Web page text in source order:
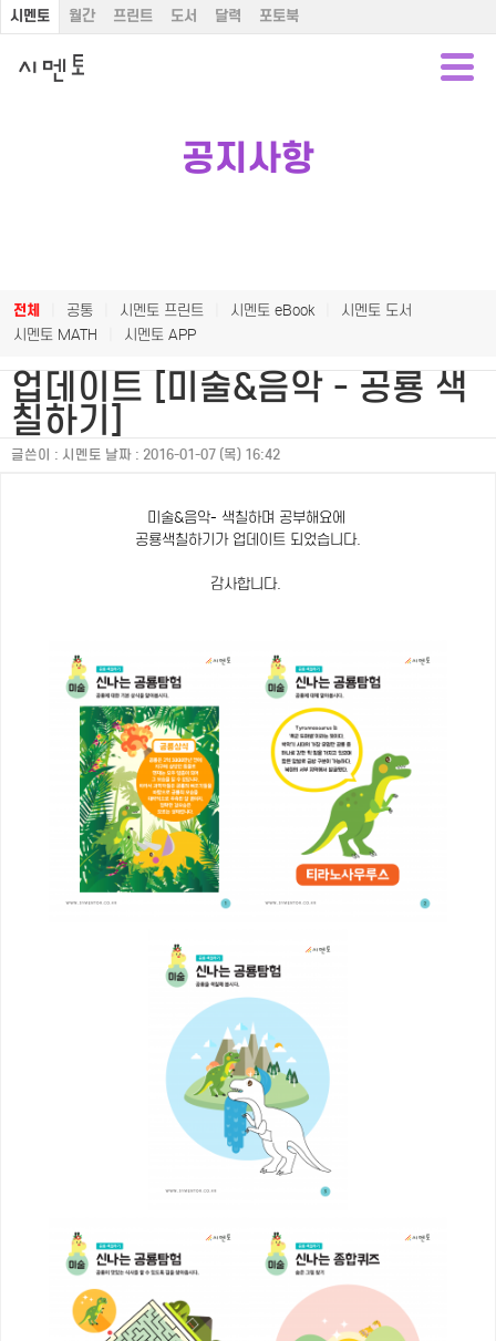
시멘토 월간 프린트 도서 달력 포토북
공지사항
전체 공통 시멘토 프린트 시멘토 eBook
시멘토 도서
시멘토 MATH
시멘토 APP
업데이트 [미술&음악 - 공룡 색
칠하기]
글쓴이 : 시멘토 날짜 : 2016-01-07 (목) 16:42
미술&음악- 색칠하며 공부해요에
공룡색칠하기가 업데이트 되었습니다.
감사합니다.